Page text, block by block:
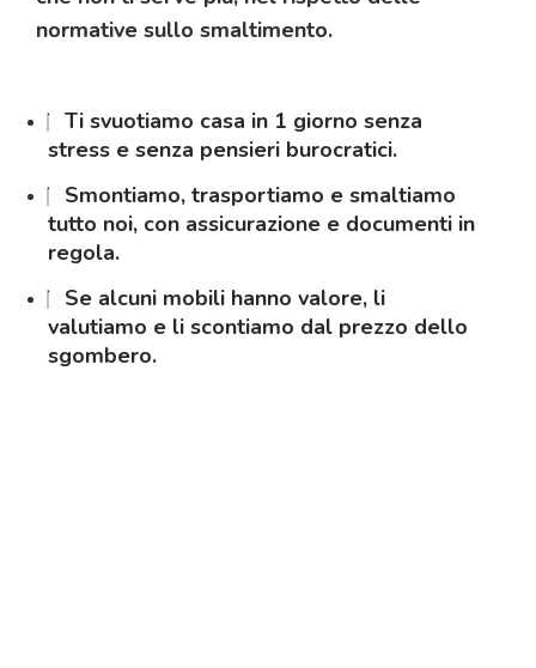
normative sullo smaltimento.
Ti svuotiamo casa in 1 giorno senza
stress e senza pensieri burocratici.
Smontiamo, trasportiamo e smaltiamo
tutto noi, con assicurazione e documenti in
regola.
Se alcuni mobili hanno valore, li
valutiamo e li scontiamo dal prezzo dello
sgombero.